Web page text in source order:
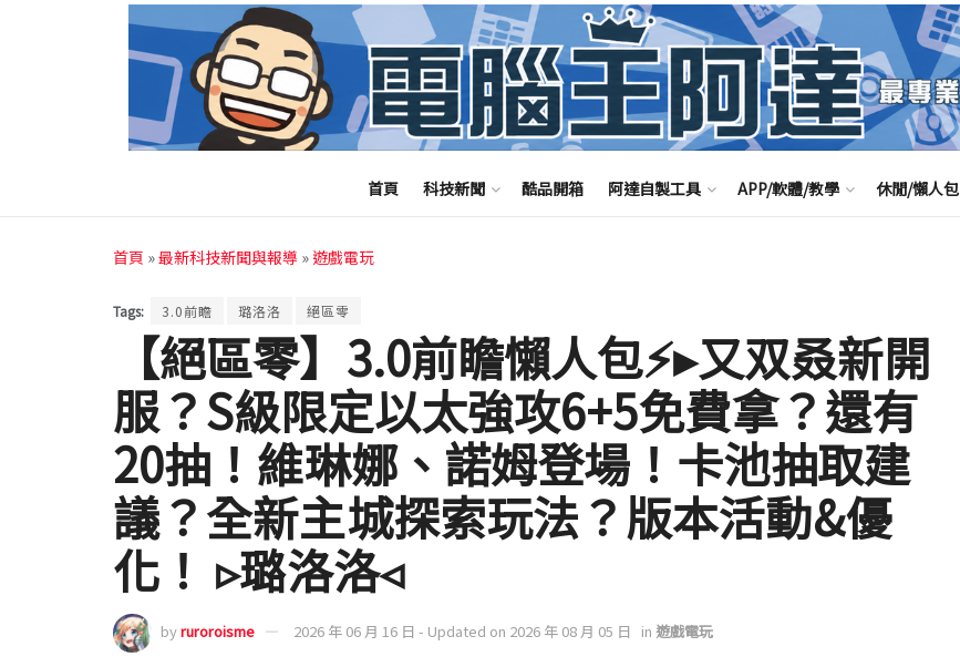
首頁 科技新聞 酷品開箱 阿達自製工具 APP/軟體/教學 休閒/懶人包
首頁 »最新科技新聞與報導 »遊戲電玩
Tags: 3.0前瞻 璐洛洛 絕區零
【絕區零】3.0前瞻懶人包⚡▸又双叒新開
服？S級限定以太強攻6+5免費拿？還有
20抽！維琳娜、諾姆登場！卡池抽取建
議？全新主城探索玩法？版本活動&優
化！ ▹璐洛洛◃
byruroroisme 2026 年 06 月 16 日 - Updated on 2026 年 08 月 05 日 in 遊戲電玩